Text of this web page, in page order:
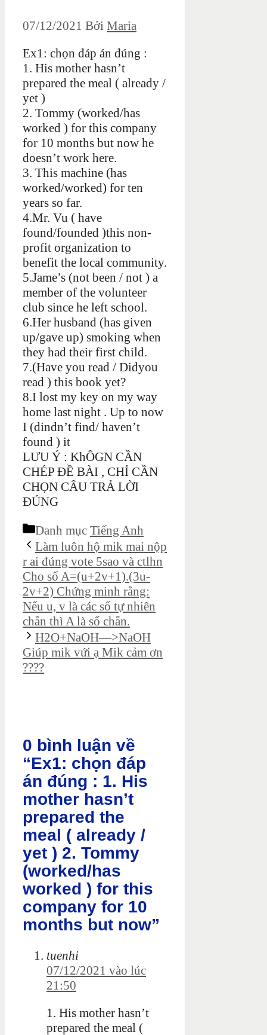
07/12/2021 Bởi Maria
Ex1: chọn đáp án đúng :
1. His mother hasn’t
prepared the meal ( already /
yet )
2. Tommy (worked/has
worked ) for this company
for 10 months but now he
doesn’t work here.
3. This machine (has
worked/worked) for ten
years so far.
4.Mr. Vu ( have
found/founded )this non-
profit organization to
benefit the local community.
5.Jame’s (not been / not ) a
member of the volunteer
club since he left school.
6.Her husband (has given
up/gave up) smoking when
they had their first child.
7.(Have you read / Didyou
read ) this book yet?
8.I lost my key on my way
home last night . Up to now
I (dindn’t find/ haven’t
found ) it
LƯU Ý : KhÔGN CẦN
CHÉP ĐỀ BÀI , CHỈ CẦN
CHỌN CÂU TRẢ LỜI
ĐÚNG
Danh mục Tiếng Anh
Làm luôn hộ mik mai nộp
r ai đúng vote 5sao và ctlhn
Cho số A=(u+2v+1).(3u-
2v+2) Chứng minh rằng:
Nếu u, v là các số tự nhiên
chẵn thì A là số chẵn.
H2O+NaOH—>NaOH
Giúp mik vứi ạ Mik cảm ơn
????
0 bình luận về
“Ex1: chọn đáp
án đúng : 1. His
mother hasn’t
prepared the
meal ( already /
yet ) 2. Tommy
(worked/has
worked ) for this
company for 10
months but now”
tuenhi
07/12/2021 vào lúc
21:50
1. His mother hasn’t
prepared the meal (